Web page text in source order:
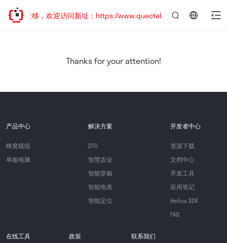
址已迁移，欢迎访问新址：https://www.quectel.com.cn
Thanks for your attention!
产品中心
蜂窝模组
单板电脑
解决方案
DTU
智慧农业
智能穿戴
智能电表
智能定位
开发者中心
资源下载
文档中心
开发工具
应用笔记
Helios SDK
FAQ
在线工具 政策 联系我们